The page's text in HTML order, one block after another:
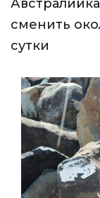
сменить
сутки